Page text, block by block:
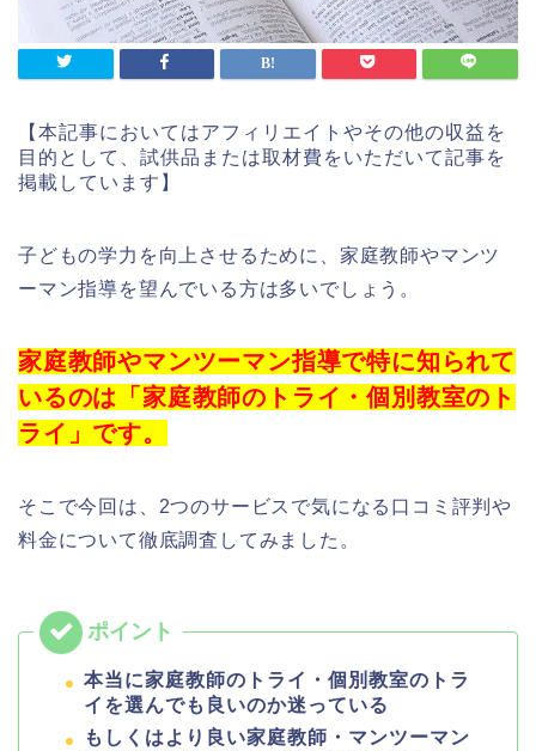
【本記事においてはアフィリエイトやその他の収益を
目的として、試供品または取材費をいただいて記事を
掲載しています】
子どもの学力を向上させるために、家庭教師やマンツ
ーマン指導を望んでいる方は多いでしょう。
家庭教師やマンツーマン指導で特に知られて
いるのは「家庭教師のトライ・個別教室のト
ライ」です。
そこで今回は、2つのサービスで気になる口コミ評判や
料金について徹底調査してみました。
本当に家庭教師のトライ・個別教室のトラ
イを選んでも良いのか迷っている
もしくはより良い家庭教師・マンツーマン